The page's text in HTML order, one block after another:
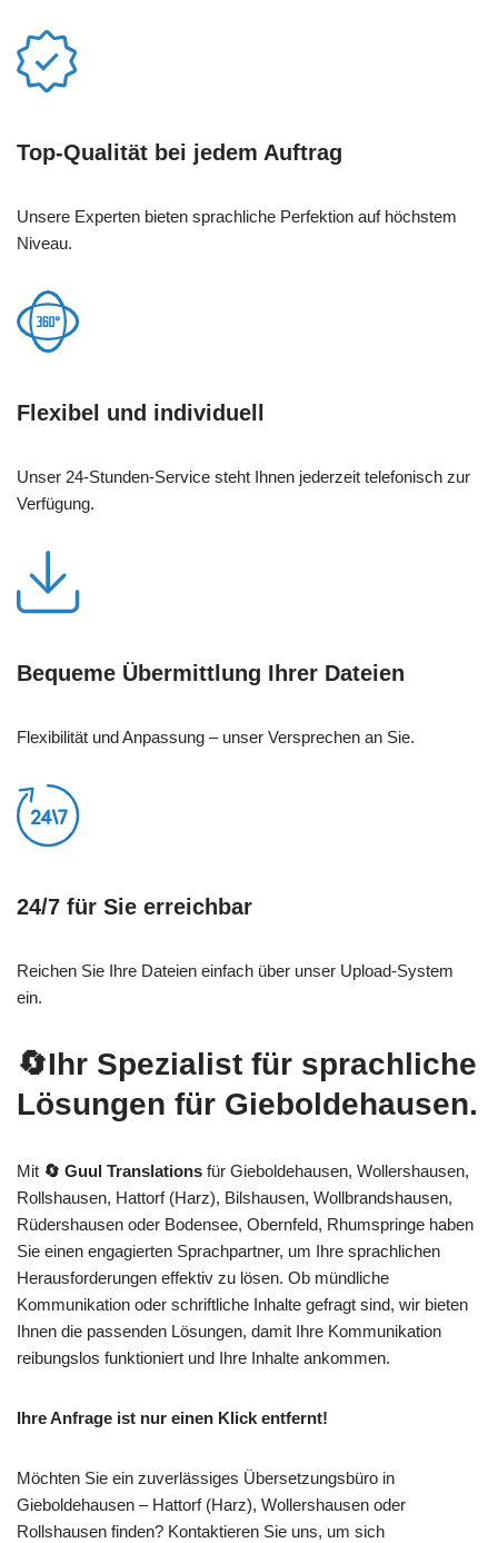
Top-Qualität bei jedem Auftrag
Unsere Experten bieten sprachliche Perfektion auf höchstem
Niveau.
Flexibel und individuell
Unser 24-Stunden-Service steht Ihnen jederzeit telefonisch zur
Verfügung.
Bequeme Übermittlung Ihrer Dateien
Flexibilität und Anpassung – unser Versprechen an Sie.
24/7 für Sie erreichbar
Reichen Sie Ihre Dateien einfach über unser Upload-System
ein.
🔄Ihr Spezialist für sprachliche
Lösungen für Gieboldehausen.
Mit 🔄 Guul Translations für Gieboldehausen, Wollershausen,
Rollshausen, Hattorf (Harz), Bilshausen, Wollbrandshausen,
Rüdershausen oder Bodensee, Obernfeld, Rhumspringe haben
Sie einen engagierten Sprachpartner, um Ihre sprachlichen
Herausforderungen effektiv zu lösen. Ob mündliche
Kommunikation oder schriftliche Inhalte gefragt sind, wir bieten
Ihnen die passenden Lösungen, damit Ihre Kommunikation
reibungslos funktioniert und Ihre Inhalte ankommen.
Ihre Anfrage ist nur einen Klick entfernt!
Möchten Sie ein zuverlässiges Übersetzungsbüro in
Gieboldehausen – Hattorf (Harz), Wollershausen oder
Rollshausen finden? Kontaktieren Sie uns, um sich